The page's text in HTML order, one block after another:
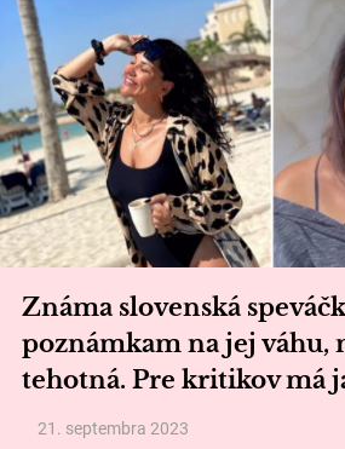
Známa slovenská
poznámkam na jej váhu,
tehotná. Pre kritikov má
21. septembra 2023